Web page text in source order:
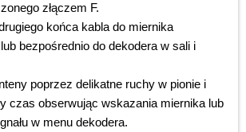
złączem F.
końca kabla do miernika
bezpośrednio do dekodera w sali i
poprzez delikatne ruchy w pionie i
czas obserwując wskazania miernika lub
w menu dekodera.